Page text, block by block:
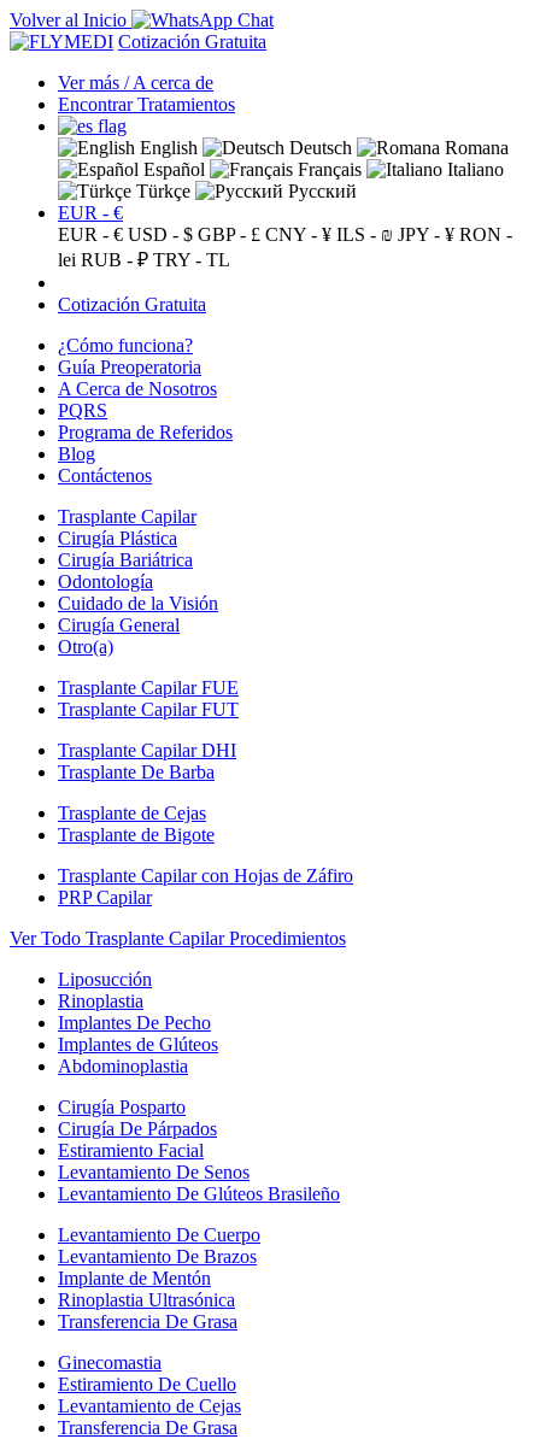
Volver al Inicio
Cotización Gratuita
Ver más / A cerca de
Encontrar Tratamientos
English Deutsch
Romana
Español
Français
Italiano
Türkçe
Русский
EUR - €
EUR - € USD - $ GBP - £ CNY - ¥ ILS - ₪ JPY - ¥ RON -
lei RUB - ₽ TRY - TL
Cotización Gratuita
¿Cómo funciona?
Guía Preoperatoria
A Cerca de Nosotros
PQRS
Programa de Referidos
Blog
Contáctenos
Trasplante Capilar
Cirugía Plástica
Cirugía Bariátrica
Odontología
Cuidado de la Visión
Cirugía General
Otro(a)
Trasplante Capilar FUE
Trasplante Capilar FUT
Trasplante Capilar DHI
Trasplante De Barba
Trasplante de Cejas
Trasplante de Bigote
Trasplante Capilar con Hojas de Záfiro
PRP Capilar
Ver Todo Trasplante Capilar Procedimientos
Liposucción
Rinoplastia
Implantes De Pecho
Implantes de Glúteos
Abdominoplastia
Cirugía Posparto
Cirugía De Párpados
Estiramiento Facial
Levantamiento De Senos
Levantamiento De Glúteos Brasileño
Levantamiento De Cuerpo
Levantamiento De Brazos
Implante de Mentón
Rinoplastia Ultrasónica
Transferencia De Grasa
Ginecomastia
Estiramiento De Cuello
Levantamiento de Cejas
Transferencia De Grasa